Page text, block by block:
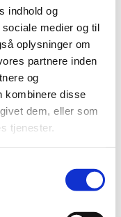
indhold og
medier og til
oplysninger om
partnere inden
og
kombinere disse
dem, eller som
tjenester.